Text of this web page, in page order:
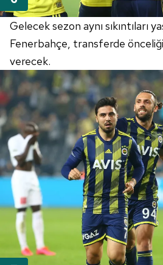
Gelecek sezon aynı sıkıntıları
Fenerbahçe, transferde
verecek.